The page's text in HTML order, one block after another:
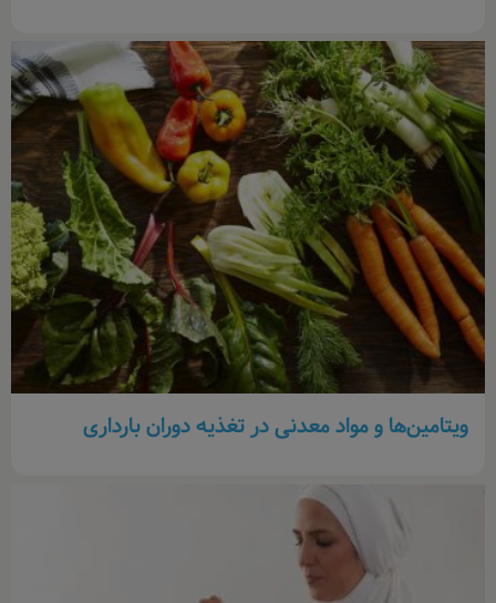
ویتامین‌ها و مواد معدنی در تغذیه دوران بارداری